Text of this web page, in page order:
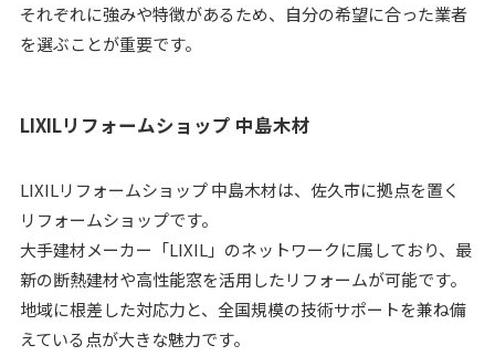
それぞれに強みや特徴があるため、自分の希望に合った業者
を選ぶことが重要です。
LIXILリフォームショップ 中島木材
LIXILリフォームショップ 中島木材は、佐久市に拠点を置く
リフォームショップです。
大手建材メーカー「LIXIL」のネットワークに属しており、最
新の断熱建材や高性能窓を活用したリフォームが可能です。
地域に根差した対応力と、全国規模の技術サポートを兼ね備
えている点が大きな魅力です。